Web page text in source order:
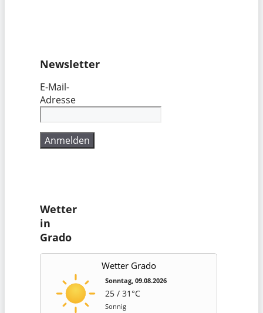
Newsletter
E-Mail-
Adresse
Wetter
in
Grado
Wetter Grado
Sonntag, 09.08.2026
25 / 31°C
Sonnig